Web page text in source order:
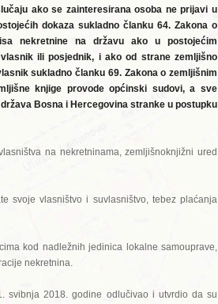
ako se zainteresirana osoba ne prijavi u
dokaza sukladno članku 64. Zakona o
nekretnine na državu ako u postojećim
ili posjednik, i ako od strane zemljišno
sukladno članku 69. Zakona o zemljišnim
knjige provode općinski sudovi, a sve
Bosna i Hercegovina stranke u postupku
na nekretninama, zemljišnoknjižni ured
svoje vlasništvo i suvlasništvo, tebez plaćanja
kod nadležnih jedinica lokalne samouprave,
nekretnina.
svibnja 2018. godine odlučivao i utvrdio da su